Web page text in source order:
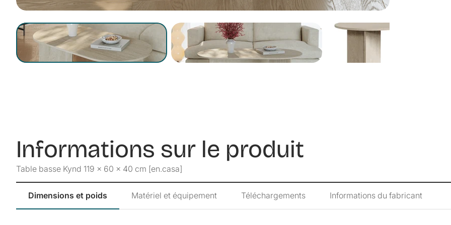
permettant de
- excellente
- assemblage
- nettoyage
Informations sur le produit
Table basse Kynd 119 x 60 x 40 cm [en.casa]
Dimensions et poids Matériel et équipement Téléchargements Informations du fabricant